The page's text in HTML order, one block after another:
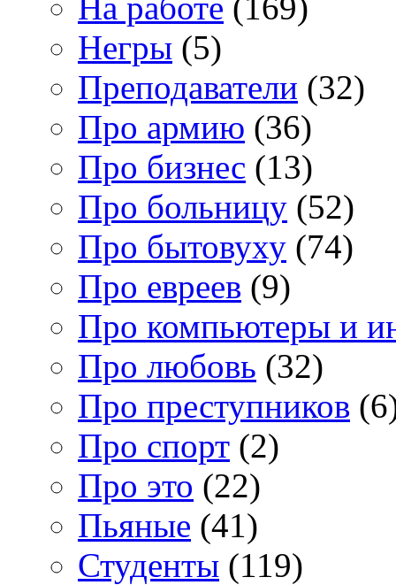
Негры (5)
Преподаватели (32)
Про армию (36)
Про бизнес (13)
Про больницу (52)
Про бытовуху (74)
Про евреев (9)
Про компьютеры и
Про любовь (32)
Про преступников
Про спорт (2)
Про это (22)
Пьяные (41)
Студенты (119)